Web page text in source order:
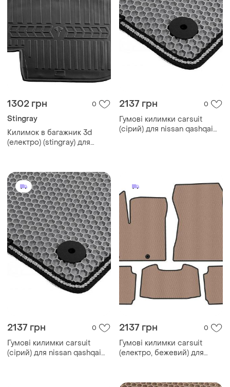
1302 грн 0
Stingray
Килимок в багажник 3d
(електро) (stingray) для
2137 грн 0
Гумові килимки carsuit
(сірий) для nissan qashqai
2137 грн 0
Гумові килимки carsuit
(сірий) для nissan qashqai
2137 грн 0
Гумові килимки carsuit
(електро, бежевий) для